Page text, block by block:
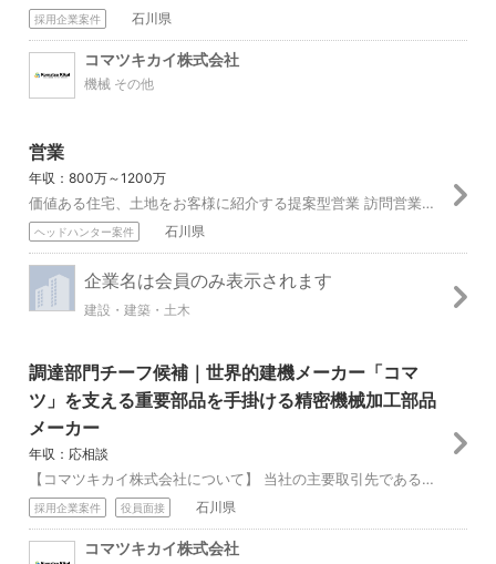
採用企業案件 石川県
コマツキカイ株式会社
機械 その他
営業
年収：800万～1200万
価値ある住宅、土地をお客様に紹介する提案型営業 訪問営業はありません。成果次第で高所得を目指していただけます。 営業が15～18名程度で、他に営業サポート社...
ヘッドハンター案件 石川県
企業名は会員のみ表示されます
建設・建築・土木
調達部門チーフ候補｜世界的建機メーカー「コマ
ツ」を支える重要部品を手掛ける精密機械加工部品
メーカー
年収：応相談
【コマツキカイ株式会社について】 当社の主要取引先である、世界的建設機械メーカー「コマツ」。 その中でも当社は、建設機械の心臓部にあたるトランスミッション部品...
採用企業案件 役員面接 石川県
コマツキカイ株式会社